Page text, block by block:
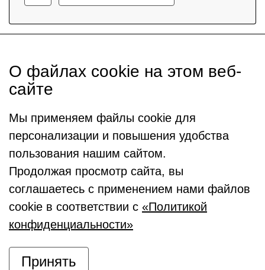
О файлах cookie на этом веб-
сайте
Мы применяем файлы cookie для
персонализации и повышения удобства
пользования нашим сайтом.
Продолжая просмотр сайта, вы
соглашаетесь с применением нами файлов
cookie в соответствии с «Политикой
конфиденциальности»
Принять